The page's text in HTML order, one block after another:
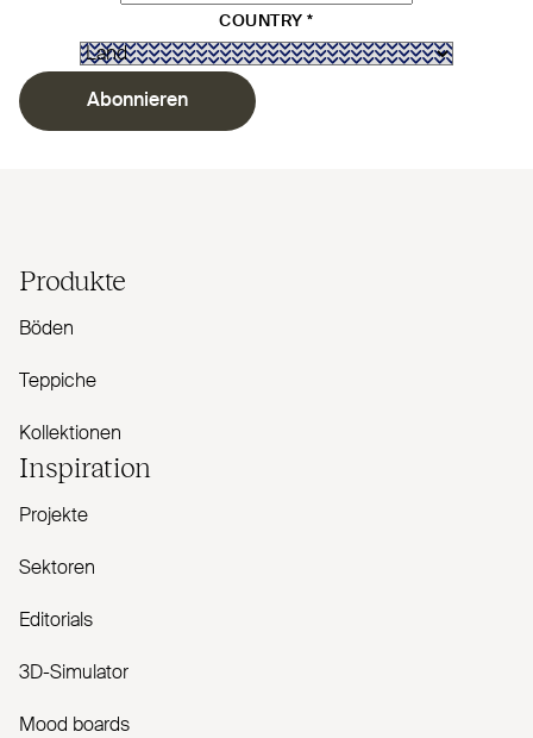
COUNTRY*
Abonnieren
Produkte
Böden
Teppiche
Kollektionen
Inspiration
Projekte
Sektoren
Editorials
3D-Simulator
Mood boards